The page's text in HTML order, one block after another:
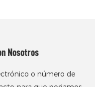
Nosotros
o número de